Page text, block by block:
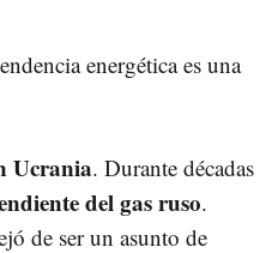
energética es una
Ucrania. Durante décadas
del gas ruso.
de ser un asunto de